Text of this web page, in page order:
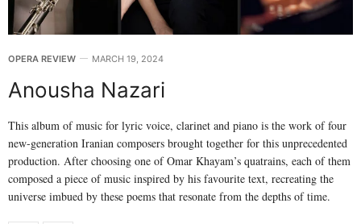
OPERA REVIEW MARCH 19, 2024
Anousha Nazari
This album of music for lyric voice, clarinet and piano is the work of four
new-generation Iranian composers brought together for this unprecedented
production. After choosing one of Omar Khayam’s quatrains, each of them
composed a piece of music inspired by his favourite text, recreating the
universe imbued by these poems that resonate from the depths of time.